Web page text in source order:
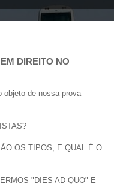
DIREITO NO
objeto de nossa prova
OS TIPOS, E QUAL É O
"DIES AD QUO" E